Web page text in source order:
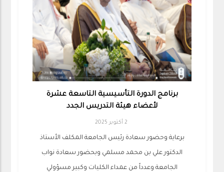
برنامج الدورة التأسيسية التاسعة عشرة
لأعضاء هيئة التدريس الجدد
2 أكتوبر 2025
برعاية وحضور سعادة رئيس الجامعة المكلف الأستاذ
الدكتور علي بن محمد مسلمي وبحضور سعادة نواب
الجامعة وعدداً من عمداء الكليات وكبير مسؤولي